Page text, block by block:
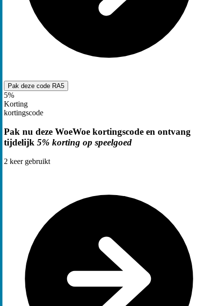
Pak deze code RA5
5%
Korting
kortingscode
Pak nu deze WoeWoe kortingscode en ontvang
tijdelijk 5% korting op speelgoed
2 keer gebruikt